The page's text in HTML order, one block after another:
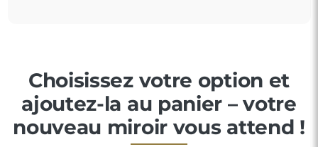
Choisissez votre option et
ajoutez-la au panier – votre
nouveau miroir vous attend !